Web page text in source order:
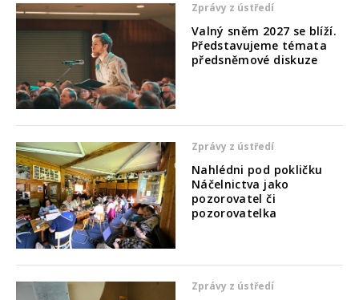
Zprávy z ústředí
Valný sněm 2027 se blíží.
Představujeme témata
předsněmové diskuze
Zprávy z ústředí
Nahlédni pod pokličku
Náčelnictva jako
pozorovatel či
pozorovatelka
Zprávy z ústředí